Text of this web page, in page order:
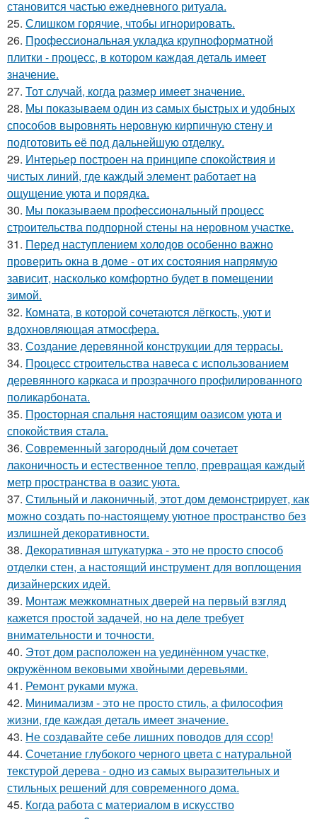
становится частью ежедневного ритуала.
25. Слишком горячие, чтобы игнорировать.
26. Профессиональная укладка крупноформатной
плитки - процесс, в котором каждая деталь имеет
значение.
27. Тот случай, когда размер имеет значение.
28. Мы показываем один из самых быстрых и удобных
способов выровнять неровную кирпичную стену и
подготовить её под дальнейшую отделку.
29. Интерьер построен на принципе спокойствия и
чистых линий, где каждый элемент работает на
ощущение уюта и порядка.
30. Мы показываем профессиональный процесс
строительства подпорной стены на неровном участке.
31. Перед наступлением холодов особенно важно
проверить окна в доме - от их состояния напрямую
зависит, насколько комфортно будет в помещении
зимой.
32. Комната, в которой сочетаются лёгкость, уют и
вдохновляющая атмосфера.
33. Создание деревянной конструкции для террасы.
34. Процесс строительства навеса с использованием
деревянного каркаса и прозрачного профилированного
поликарбоната.
35. Просторная спальня настоящим оазисом уюта и
спокойствия стала.
36. Современный загородный дом сочетает
лаконичность и естественное тепло, превращая каждый
метр пространства в оазис уюта.
37. Стильный и лаконичный, этот дом демонстрирует, как
можно создать по-настоящему уютное пространство без
излишней декоративности.
38. Декоративная штукатурка - это не просто способ
отделки стен, а настоящий инструмент для воплощения
дизайнерских идей.
39. Монтаж межкомнатных дверей на первый взгляд
кажется простой задачей, но на деле требует
внимательности и точности.
40. Этот дом расположен на уединённом участке,
окружённом вековыми хвойными деревьями.
41. Ремонт руками мужа.
42. Минимализм - это не просто стиль, а философия
жизни, где каждая деталь имеет значение.
43. Не создавайте себе лишних поводов для ссор!
44. Сочетание глубокого черного цвета с натуральной
текстурой дерева - одно из самых выразительных и
стильных решений для современного дома.
45. Когда работа с материалом в искусство